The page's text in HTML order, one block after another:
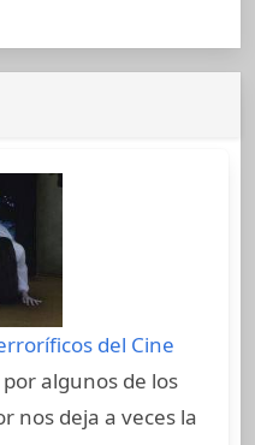
del Cine
algunos de los
nos deja a veces la